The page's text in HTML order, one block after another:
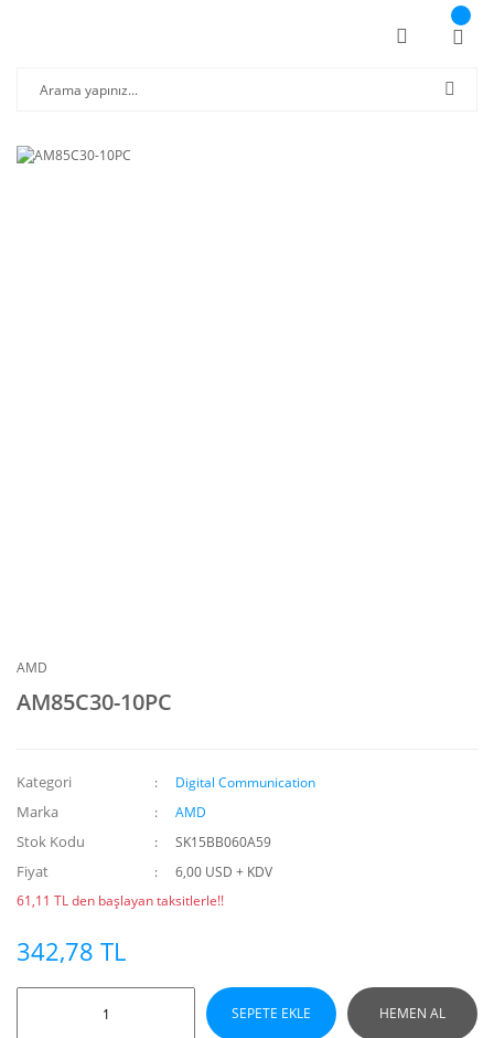
AMD
AM85C30-10PC
Kategori Digital Communication
Marka AMD
Stok Kodu SK15BB060A59
Fiyat
6,00 USD + KDV
61,11 TL den başlayan taksitlerle!!
342,78 TL
SEPETE EKLE HEMEN AL